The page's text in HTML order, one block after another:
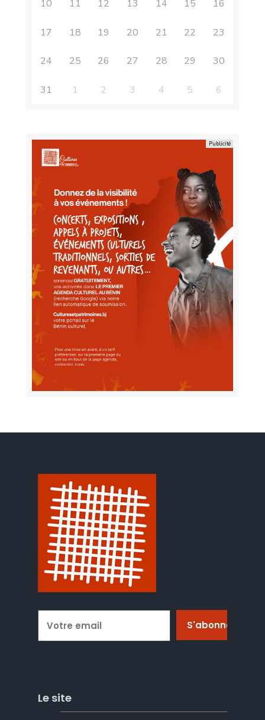
10 11 12 13 14 15 16
17 18 19 20 21 22 23
24 25 26 27 28 29 30
31 1 2 3 4 5 6
Le site